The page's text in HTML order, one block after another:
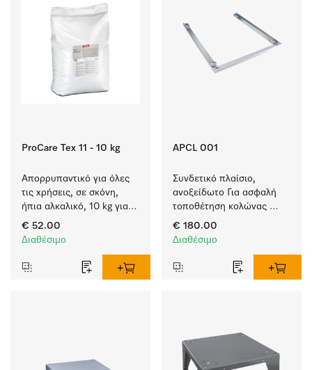
ProCare Tex 11 - 10 kg
Απορρυπαντικό για όλες
τις χρήσεις, σε σκόνη,
ήπια αλκαλικό, 10 kg για
πλύση λευκών και
χρωματιστών ειδών.
€ 52.00
Διαθέσιμο
APCL 001
Συνδετικό πλαίσιο,
ανοξείδωτο Για ασφαλή
τοποθέτηση κολώνας
πλυντηρίου-
στεγνωτηρίου.
€ 180.00
Διαθέσιμο